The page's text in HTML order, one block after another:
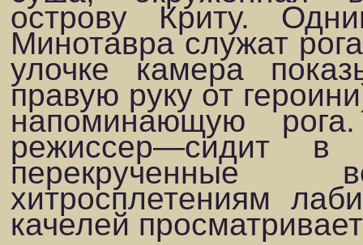
острову Криту.
Минотавра служат
улочке камера
правую руку от
напоми­нающую
режиссер—сидит
перекрученные
хитросплетениям
качелей